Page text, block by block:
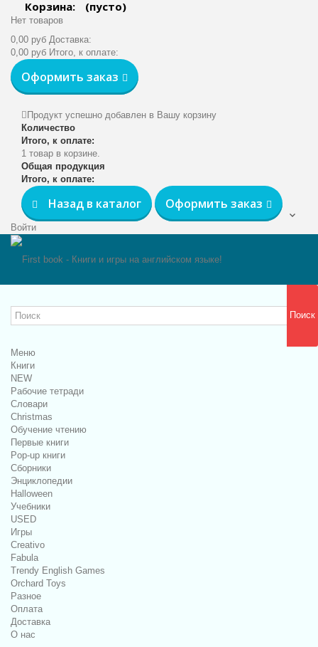
Корзина: (пусто)
Нет товаров
0,00 руб Доставка:
0,00 руб Итого, к оплате:
Оформить заказ
Продукт успешно добавлен в Вашу корзину
Количество
Итого, к оплате:
1 товар в корзине.
Общая продукция
Итого, к оплате:
Назад в каталог Оформить заказ
Войти
Поиск
Меню
Книги
NEW
Рабочие тетради
Словари
Christmas
Обучение чтению
Первые книги
Pop-up книги
Сборники
Энциклопедии
Halloween
Учебники
USED
Игры
Creativo
Fabula
Trendy English Games
Orchard Toys
Разное
Оплата
Доставка
О нас